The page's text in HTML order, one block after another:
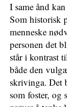
I same ånd
Som historisk
menneske
personen det
står i kontrast
både den
skrivinga. Det
som foster, og